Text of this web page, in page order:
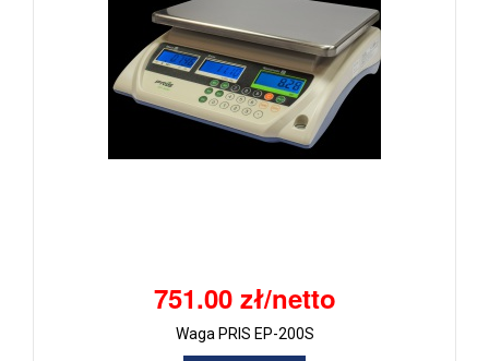
751.00 zł/netto
Waga PRIS EP-200S